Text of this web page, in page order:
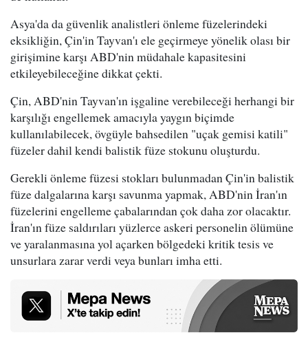
Asya'da da güvenlik analistleri önleme füzelerindeki
eksikliğin, Çin'in Tayvan'ı ele geçirmeye yönelik olası bir
girişimine karşı ABD'nin müdahale kapasitesini
etkileyebileceğine dikkat çekti.
Çin, ABD'nin Tayvan'ın işgaline verebileceği herhangi bir
karşılığı engellemek amacıyla yaygın biçimde
kullanılabilecek, övgüyle bahsedilen "uçak gemisi katili"
füzeler dahil kendi balistik füze stokunu oluşturdu.
Gerekli önleme füzesi stokları bulunmadan Çin'in balistik
füze dalgalarına karşı savunma yapmak, ABD'nin İran'ın
füzelerini engelleme çabalarından çok daha zor olacaktır.
İran'ın füze saldırıları yüzlerce askeri personelin ölümüne
ve yaralanmasına yol açarken bölgedeki kritik tesis ve
unsurlara zarar verdi veya bunları imha etti.